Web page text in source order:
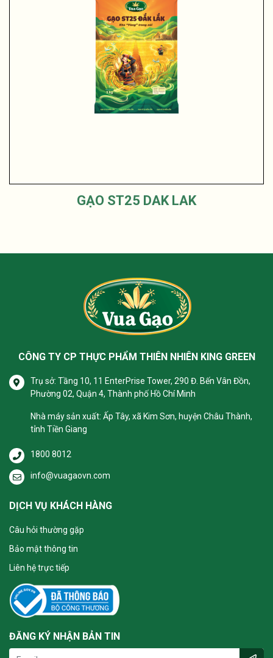
GẠO ST25 DAK LAK
CÔNG TY CP THỰC PHẨM THIÊN NHIÊN KING GREEN
Trụ sở: Tầng 10, 11 EnterPrise Tower, 290 Đ. Bến Vân Đồn,
Phường 02, Quận 4, Thành phố Hồ Chí Minh
Nhà máy sản xuất: Ấp Tây, xã Kim Sơn, huyện Châu Thành,
tỉnh Tiền Giang
1800 8012
info@vuagaovn.com
DỊCH VỤ KHÁCH HÀNG
Câu hỏi thường gặp
Bảo mật thông tin
Liên hệ trực tiếp
ĐĂNG KÝ NHẬN BẢN TIN